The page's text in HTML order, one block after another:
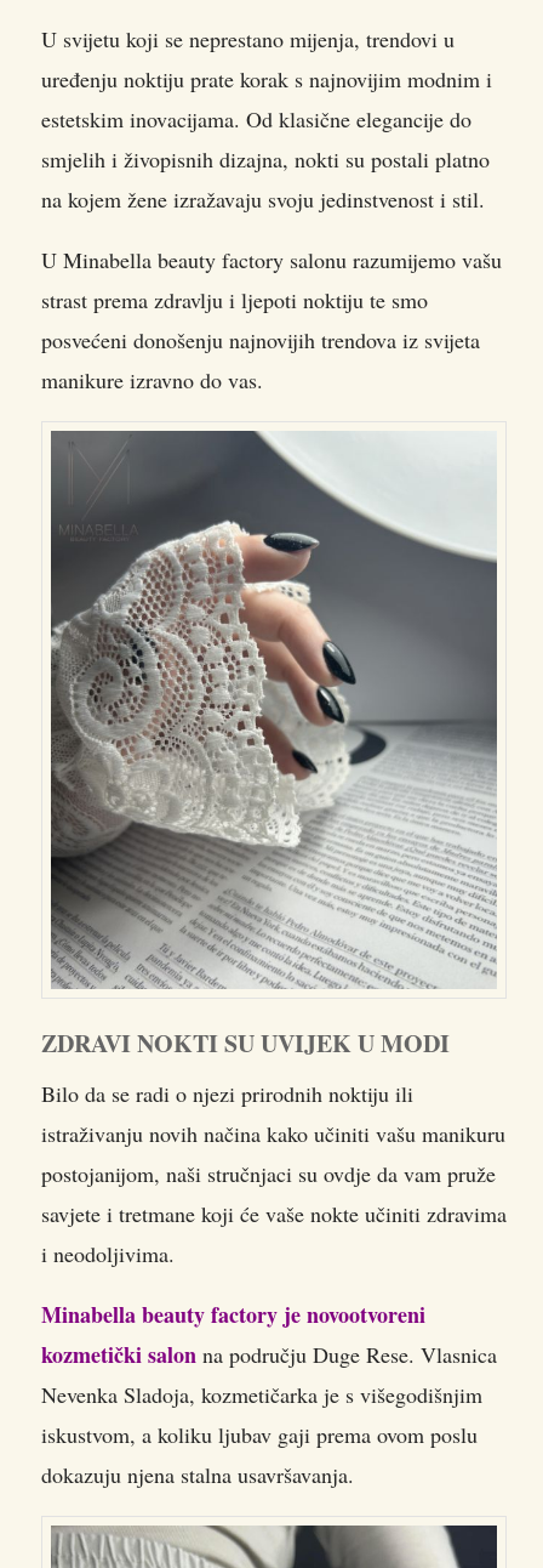
U svijetu koji se neprestano mijenja, trendovi u
uređenju noktiju prate korak s najnovijim modnim i
estetskim inovacijama. Od klasične elegancije do
smjelih i živopisnih dizajna, nokti su postali platno
na kojem žene izražavaju svoju jedinstvenost i stil.
U Minabella beauty factory salonu razumijemo vašu
strast prema zdravlju i ljepoti noktiju te smo
posvećeni donošenju najnovijih trendova iz svijeta
manikure izravno do vas.
ZDRAVI NOKTI SU UVIJEK U MODI
Bilo da se radi o njezi prirodnih noktiju ili
istraživanju novih načina kako učiniti vašu manikuru
postojanijom, naši stručnjaci su ovdje da vam pruže
savjete i tretmane koji će vaše nokte učiniti zdravima
i neodoljivima.
Minabella beauty factory je novootvoreni
kozmetički salon na području Duge Rese. Vlasnica
Nevenka Sladoja, kozmetičarka je s višegodišnjim
iskustvom, a koliku ljubav gaji prema ovom poslu
dokazuju njena stalna usavršavanja.